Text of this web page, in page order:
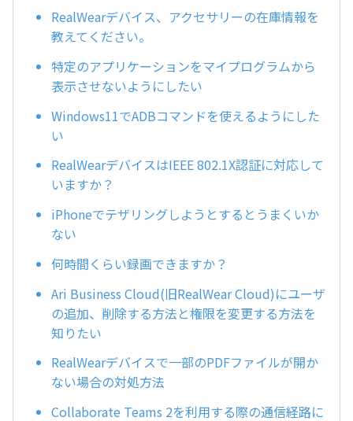
RealWearデバイス、アクセサリーの在庫情報を
教えてください。
特定のアプリケーションをマイプログラムから
表示させないようにしたい
Windows11でADBコマンドを使えるようにした
い
RealWearデバイスはIEEE 802.1X認証に対応して
いますか？
iPhoneでテザリングしようとするとうまくいか
ない
何時間くらい録画できますか？
Ari Business Cloud(旧RealWear Cloud)にユーザ
の追加、削除する方法と権限を変更する方法を
知りたい
RealWearデバイスで一部のPDFファイルが開か
ない場合の対処方法
Collaborate Teams 2を利用する際の通信経路に